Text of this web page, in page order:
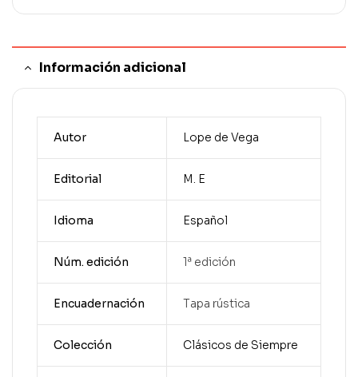
Información adicional
Autor Lope de Vega
Editorial M. E
Idioma Español
Núm. edición 1ª edición
Encuadernación Tapa rústica
Colección Clásicos de Siempre